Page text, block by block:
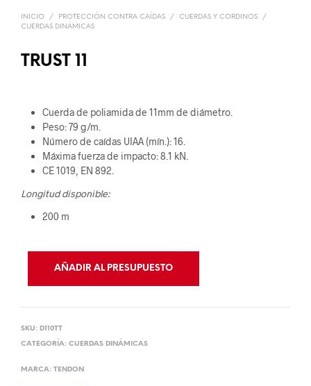
INICIO / PROTECCIÓN CONTRA CAÍDAS / CUERDAS Y CORDINOS
/
CUERDAS DINÁMICAS
TRUST 11
Cuerda de poliamida de 11mm de diámetro.
Peso: 79 g/m.
Número de caídas UIAA (mín.): 16.
Máxima fuerza de impacto: 8.1 kN.
CE 1019, EN 892.
Longitud disponible:
200 m
AÑADIR AL PRESUPUESTO
SKU: D110TT
CATEGORÍA: CUERDAS DINÁMICAS
MARCA: TENDON